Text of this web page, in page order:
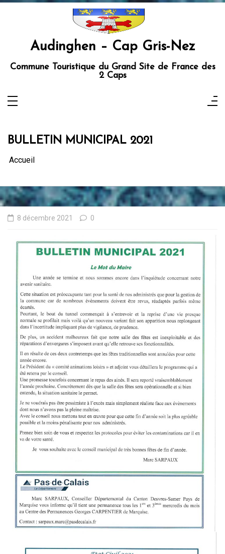
Aller
Audinghen – Cap Gris-Nez
Commune Touristique du Grand Site de France des
2 Caps
BULLETIN MUNICIPAL 2021
Accueil
8 décembre 2021 0